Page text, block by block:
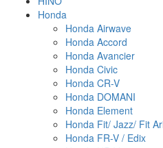
Honda
Honda Airwave
Honda Accord
Honda Avancier
Honda Civic
Honda CR-V
Honda DOMANI
Honda Element
Honda Fit/ Jazz/ Fit
Honda FR-V / Edix